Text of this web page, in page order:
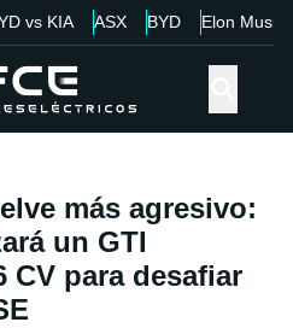
vs KIA ASX BYD Elon Musk
más agresivo:
un GTI
CV para desafiar